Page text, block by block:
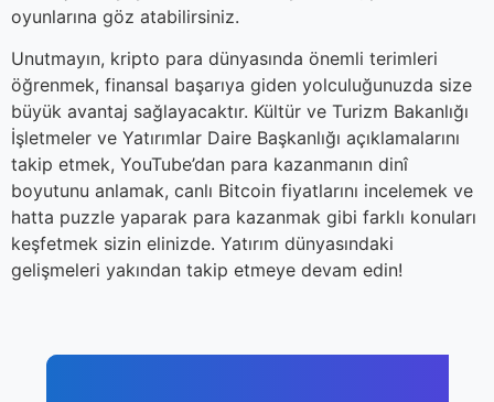
oyunlarına göz atabilirsiniz.
Unutmayın, kripto para dünyasında önemli terimleri
öğrenmek, finansal başarıya giden yolculuğunuzda size
büyük avantaj sağlayacaktır. Kültür ve Turizm Bakanlığı
İşletmeler ve Yatırımlar Daire Başkanlığı açıklamalarını
takip etmek, YouTube’dan para kazanmanın dinî
boyutunu anlamak, canlı Bitcoin fiyatlarını incelemek ve
hatta puzzle yaparak para kazanmak gibi farklı konuları
keşfetmek sizin elinizde. Yatırım dünyasındaki
gelişmeleri yakından takip etmeye devam edin!